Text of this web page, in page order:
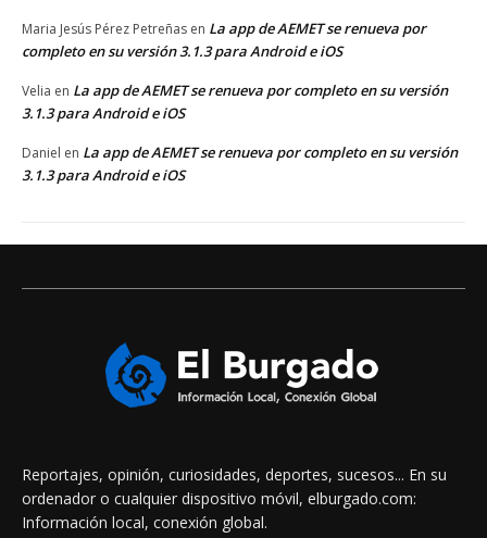
Maria Jesús Pérez Petreñas en La app de AEMET se renueva por
completo en su versión 3.1.3 para Android e iOS
Velia en La app de AEMET se renueva por completo en su versión
3.1.3 para Android e iOS
Daniel en La app de AEMET se renueva por completo en su versión
3.1.3 para Android e iOS
Reportajes, opinión, curiosidades, deportes, sucesos... En su
ordenador o cualquier dispositivo móvil, elburgado.com:
Información local, conexión global.